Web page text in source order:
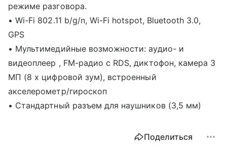
режиме разговора.
• Wi-Fi 802.11 b/g/n, Wi-Fi hotspot, Bluetooth 3.0,
GPS
• Мультимедийные возможности: аудио- и
видеоплеер , FM-радио с RDS, диктофон, камера 3
МП (8 х цифровой зум), встроенный
акселерометр/гироскоп
• Стандартный разъем для наушников (3,5 мм)
Поделиться